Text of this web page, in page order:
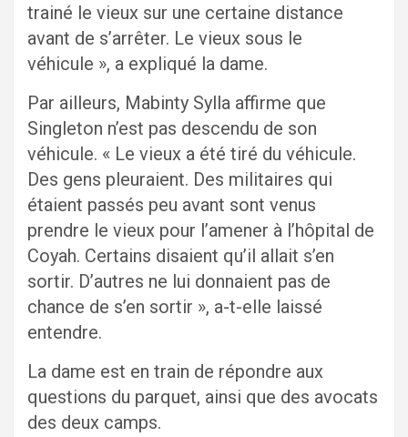
trainé le vieux sur une certaine distance
avant de s’arrêter. Le vieux sous le
véhicule », a expliqué la dame.
Par ailleurs, Mabinty Sylla affirme que
Singleton n’est pas descendu de son
véhicule. « Le vieux a été tiré du véhicule.
Des gens pleuraient. Des militaires qui
étaient passés peu avant sont venus
prendre le vieux pour l’amener à l’hôpital de
Coyah. Certains disaient qu’il allait s’en
sortir. D’autres ne lui donnaient pas de
chance de s’en sortir », a-t-elle laissé
entendre.
La dame est en train de répondre aux
questions du parquet, ainsi que des avocats
des deux camps.